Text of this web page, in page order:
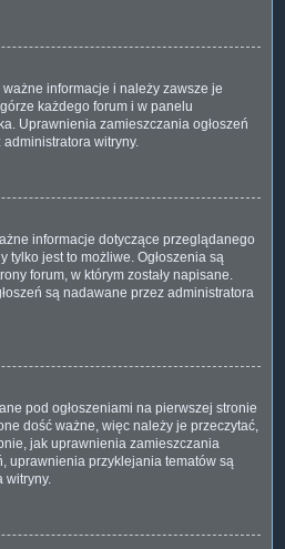
informacje i należy zawsze je
każdego forum i w panelu
Uprawnienia zamieszczania ogłoszeń
witryny.
informacje dotyczące przeglądanego
tylko jest to możliwe. Ogłoszenia są
forum, w którym zostały napisane.
są nadawane przez administratora
pod ogłoszeniami na pierwszej stronie
dość ważne, więc należy je przeczytać,
jak uprawnienia zamieszczania
uprawnienia przyklejania tematów są
witryny.